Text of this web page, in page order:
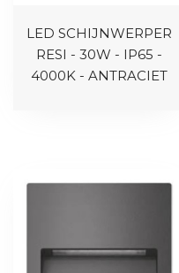
LED SCHIJNWERPER
RESI - 30W - IP65 -
4000K - ANTRACIET